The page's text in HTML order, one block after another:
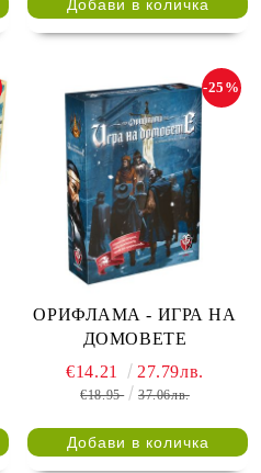
ОРИФЛАМА - ИГРА НА
ДОМОВЕТЕ
-25%
€14.21 27.79лв.
€18.95 37.06лв.